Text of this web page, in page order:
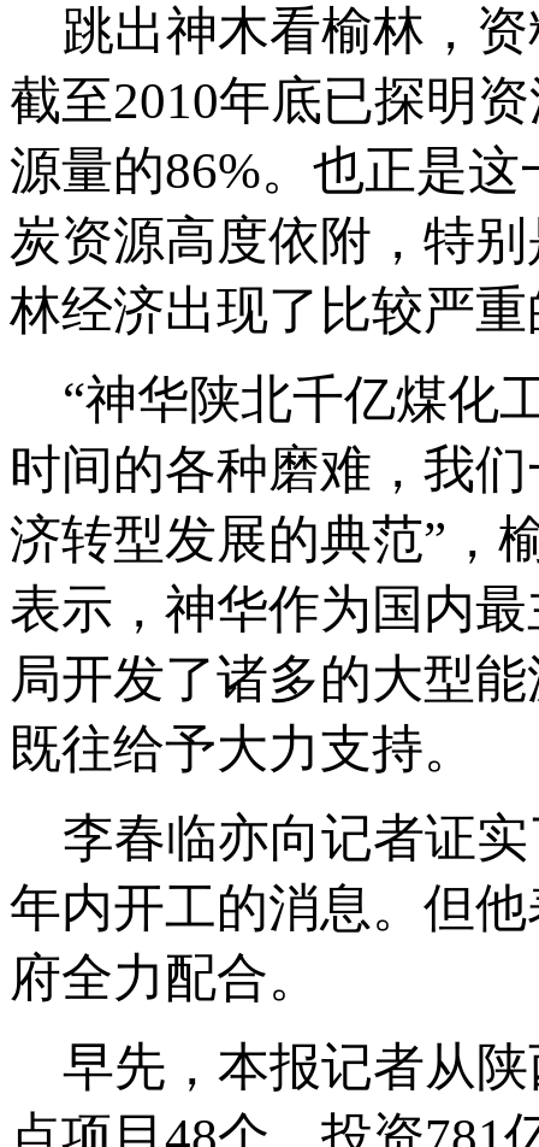
跳出神木看榆林，资
截至2010年底已探明
源量的86%。也正是
炭资源高度依附，特
林经济出现了比较严
“神华陕北千亿煤化
时间的各种磨难，我
济转型发展的典范”，
表示，神华作为国内
局开发了诸多的大型
既往给予大力支持。
李春临亦向记者证实
年内开工的消息。但
府全力配合。
早先，本报记者从陕